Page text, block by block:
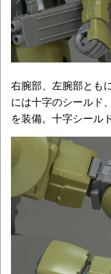
右腕部、左腕部とも
には十字のシールド
を装備。十字シール